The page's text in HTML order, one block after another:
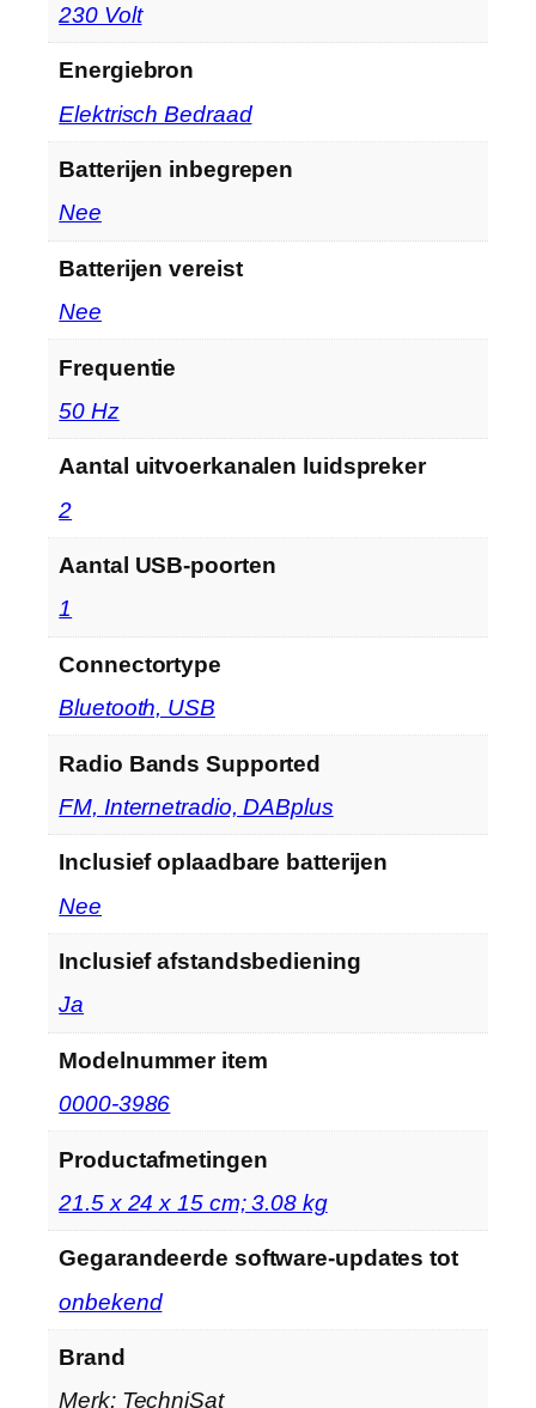
‎230 Volt
Energiebron
‎Elektrisch Bedraad
Batterijen inbegrepen
‎Nee
Batterijen vereist
‎Nee
Frequentie
‎50 Hz
Aantal uitvoerkanalen luidspreker
‎2
Aantal USB-poorten
‎1
Connectortype
‎Bluetooth, USB
Radio Bands Supported
‎FM, Internetradio, DABplus
Inclusief oplaadbare batterijen
‎Nee
Inclusief afstandsbediening
‎Ja
Modelnummer item
‎0000-3986
Productafmetingen
‎21.5 x 24 x 15 cm; 3.08 kg
Gegarandeerde software-updates tot
‎onbekend
Brand
Merk: TechniSat